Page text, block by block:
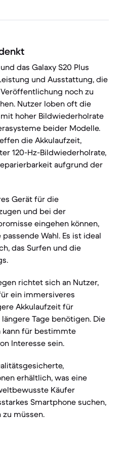
das Galaxy S20 Plus
und Ausstattung, die
noch zu
Nutzer loben oft die
hoher Bildwiederholrate
beider Modelle.
die Akkulaufzeit,
120-Hz-Bildwiederholrate,
aufgrund der
Gerät für die
und bei der
eingehen können,
Wahl. Es ist ideal
das Surfen und die
richtet sich an Nutzer,
ein immersiveres
Akkulaufzeit für
Tage benötigen. Die
kann für bestimmte
Interesse sein.
erhältlich, was eine
Käufer
Smartphone suchen,
zu müssen.